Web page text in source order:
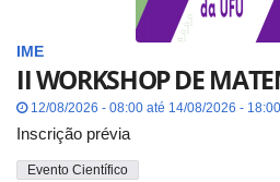
IME
II WORKSHOP DE
12/08/2026 - 08:00 até 14/08/2026 - 18:00
Inscrição prévia
Evento Científico